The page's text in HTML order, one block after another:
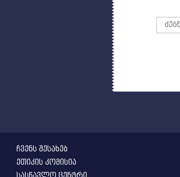
ჩვენს შესახებ
ეთიკის კომისია